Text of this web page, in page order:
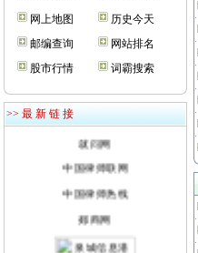
网上地图
历史今天
邮编查询
网站排名
股市行情
词霸搜索
>> 最 新 链 接
律师博客